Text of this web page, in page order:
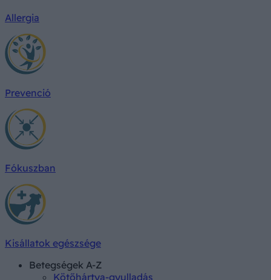
Allergia
Prevenció
Fókuszban
Kisállatok egészsége
Betegségek A-Z
Kötőhártya-gyulladás